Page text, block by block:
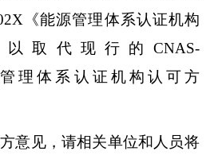
《能源管理体系认证机构
取代现行的CNAS-
管理体系认证机构认可方
意见，请相关单位和人员将